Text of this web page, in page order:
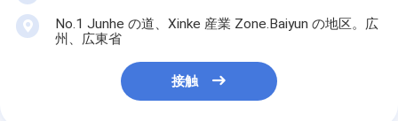
No.1 Junhe の道、Xinke 産業 Zone.Baiyun の地区。広
州、広東省
接触